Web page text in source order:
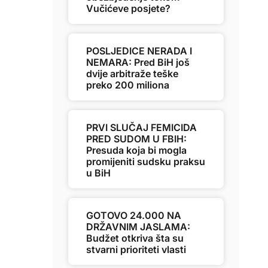
Vučićeve posjete?
POSLJEDICE NERADA I
NEMARA: Pred BiH još
dvije arbitraže teške
preko 200 miliona
PRVI SLUČAJ FEMICIDA
PRED SUDOM U FBIH:
Presuda koja bi mogla
promijeniti sudsku praksu
u BiH
GOTOVO 24.000 NA
DRŽAVNIM JASLAMA:
Budžet otkriva šta su
stvarni prioriteti vlasti